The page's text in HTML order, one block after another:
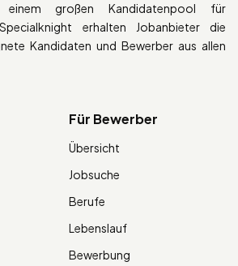
einem großen Kandidatenpool für
erhalten Jobanbieter die
Kandidaten und Bewerber aus allen
Für Bewerber
Übersicht
Jobsuche
Berufe
Lebenslauf
Bewerbung